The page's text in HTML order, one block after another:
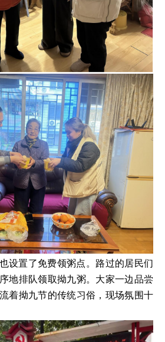
设置了免费领粥点。路过的居民们
地排队领取拗九粥。大家一边品尝
着拗九节的传统习俗，现场氛围十